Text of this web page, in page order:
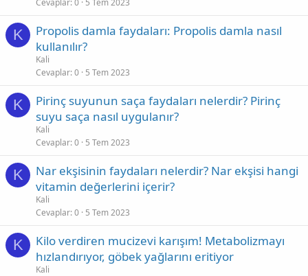
Cevaplar 0 5 Tem 2023
K
Propolis damla faydaları: Propolis damla nasıl
kullanılır?
Kali
Cevaplar 0 5 Tem 2023
K
Pirinç suyunun saça faydaları nelerdir? Pirinç
suyu saça nasıl uygulanır?
Kali
Cevaplar 0 5 Tem 2023
K
Nar ekşisinin faydaları nelerdir? Nar ekşisi hangi
vitamin değerlerini içerir?
Kali
Cevaplar 0 5 Tem 2023
K
Kilo verdiren mucizevi karışım! Metabolizmayı
hızlandırıyor, göbek yağlarını eritiyor
Kali